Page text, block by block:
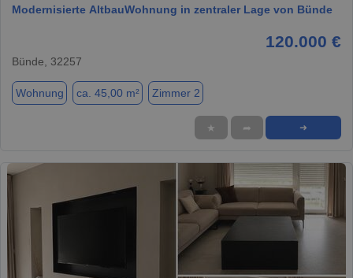
Modernisierte AltbauWohnung in zentraler Lage von Bünde
120.000 €
Bünde, 32257
Wohnung ca. 45,00 m² Zimmer 2
★ ➦ ➜